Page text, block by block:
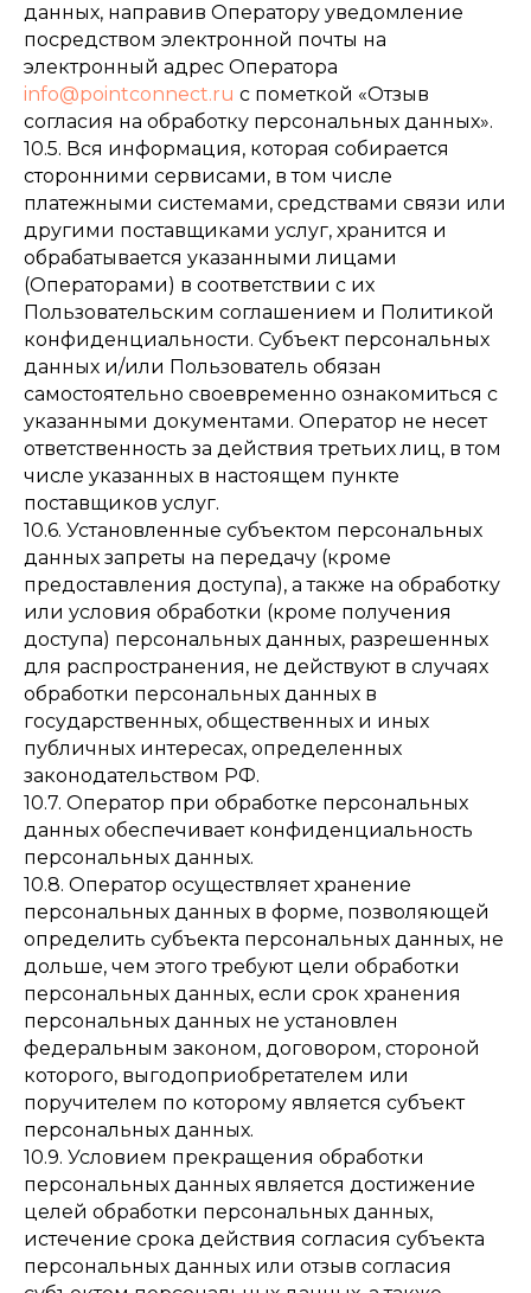
данных, направив Оператору уведомление
посредством электронной почты на
электронный адрес Оператора
info@pointconnect.ru с пометкой «Отзыв
согласия на обработку персональных данных».
10.5. Вся информация, которая собирается
сторонними сервисами, в том числе
платежными системами, средствами связи или
другими поставщиками услуг, хранится и
обрабатывается указанными лицами
(Операторами) в соответствии с их
Пользовательским соглашением и Политикой
конфиденциальности. Субъект персональных
данных и/или Пользователь обязан
самостоятельно своевременно ознакомиться с
указанными документами. Оператор не несет
ответственность за действия третьих лиц, в том
числе указанных в настоящем пункте
поставщиков услуг.
10.6. Установленные субъектом персональных
данных запреты на передачу (кроме
предоставления доступа), а также на обработку
или условия обработки (кроме получения
доступа) персональных данных, разрешенных
для распространения, не действуют в случаях
обработки персональных данных в
государственных, общественных и иных
публичных интересах, определенных
законодательством РФ.
10.7. Оператор при обработке персональных
данных обеспечивает конфиденциальность
персональных данных.
10.8. Оператор осуществляет хранение
персональных данных в форме, позволяющей
определить субъекта персональных данных, не
дольше, чем этого требуют цели обработки
персональных данных, если срок хранения
персональных данных не установлен
федеральным законом, договором, стороной
которого, выгодоприобретателем или
поручителем по которому является субъект
персональных данных.
10.9. Условием прекращения обработки
персональных данных является достижение
целей обработки персональных данных,
истечение срока действия согласия субъекта
персональных данных или отзыв согласия